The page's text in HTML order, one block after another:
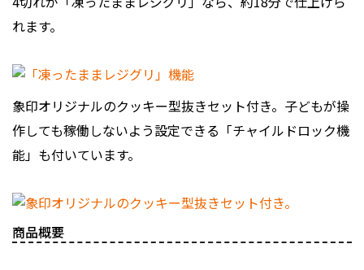
れます。
象印オリジナルのクッキー型抜きセット付き。子どもが操
作しても稼働しないよう設定できる「チャイルドロック機
能」も付いています。
商品概要